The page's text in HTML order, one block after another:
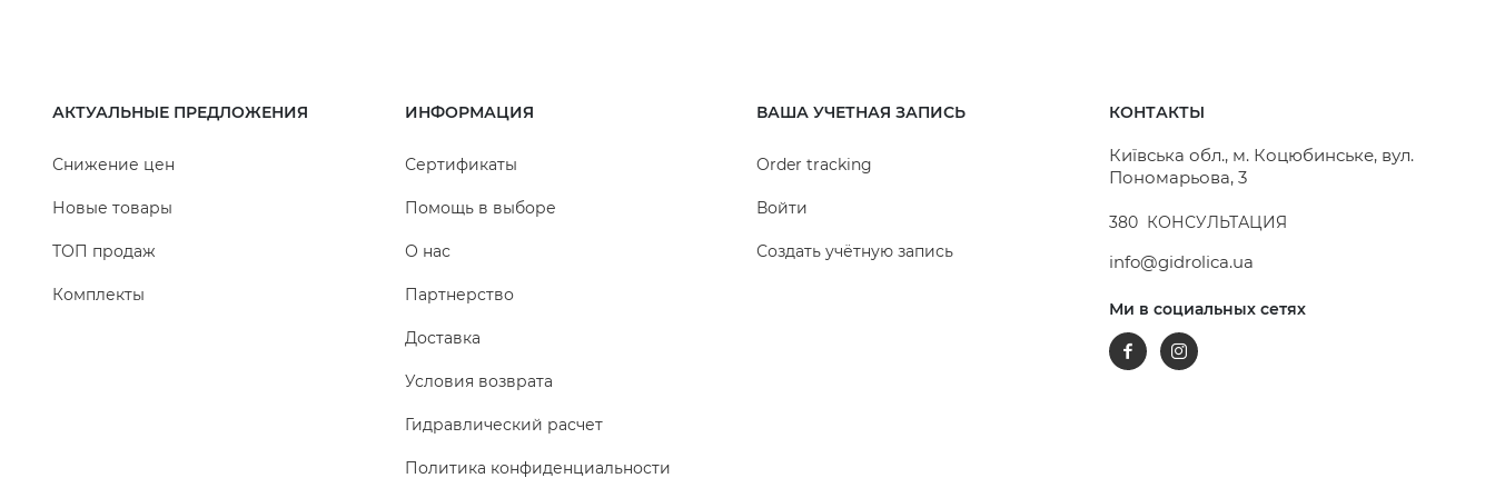
АКТУАЛЬНЫЕ ПРЕДЛОЖЕНИЯ
Снижение цен
Новые товары
ТОП продаж
Комплекты
ИНФОРМАЦИЯ
Сертификаты
Помощь в выборе
О нас
Партнерство
Доставка
Условия возврата
Гидравлический расчет
Политика конфиденциальности
ВАША УЧЕТНАЯ ЗАПИСЬ
Order tracking
Войти
Создать учётную запись
КОНТАКТЫ
Київська обл., м. Коцюбинське, вул.
Пономарьова, 3
380 КОНСУЛЬТАЦИЯ
info@gidrolica.ua
Ми в социальных сетях
FacebookInstagram